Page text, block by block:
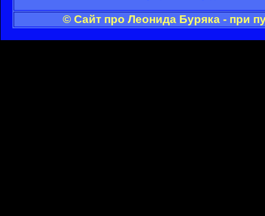
© Сайт про Леонида Буряка - при